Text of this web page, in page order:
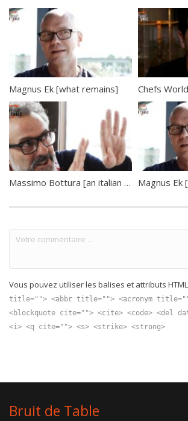
Magnus Ek [what remains]
Massimo Bottura [an italian chef] Magnus Ek
Vous pouvez utiliser les balises et attributs
title=""> <abbr title=""> <acronym
<blockquote cite=""> <cite> <code> <del
<i> <q cite=""> <s> <strike> <strong>
Bruit de Table